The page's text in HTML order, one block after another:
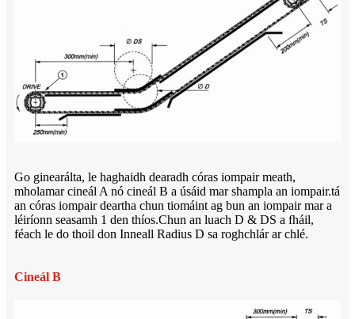
Go ginearálta, le haghaidh dearadh córas iompair meath,
mholamar cineál A nó cineál B a úsáid mar shampla an iompair.tá
an córas iompair deartha chun tiomáint ag bun an iompair mar a
léiríonn seasamh 1 den thíos.Chun an luach D & DS a fháil,
féach le do thoil don Inneall Radius D sa roghchlár ar chlé.
Cineál B